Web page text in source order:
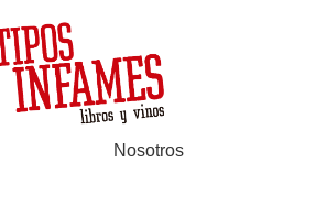
Nosotros